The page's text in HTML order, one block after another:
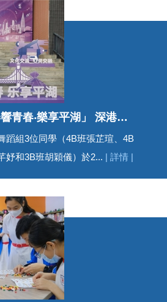
「奏響青春‧樂享平湖」 深港青年文化交流活動
蹈組3位同學（4B班張芷瑄、4B
妤和3B班胡穎儀）於2... | 詳情 |